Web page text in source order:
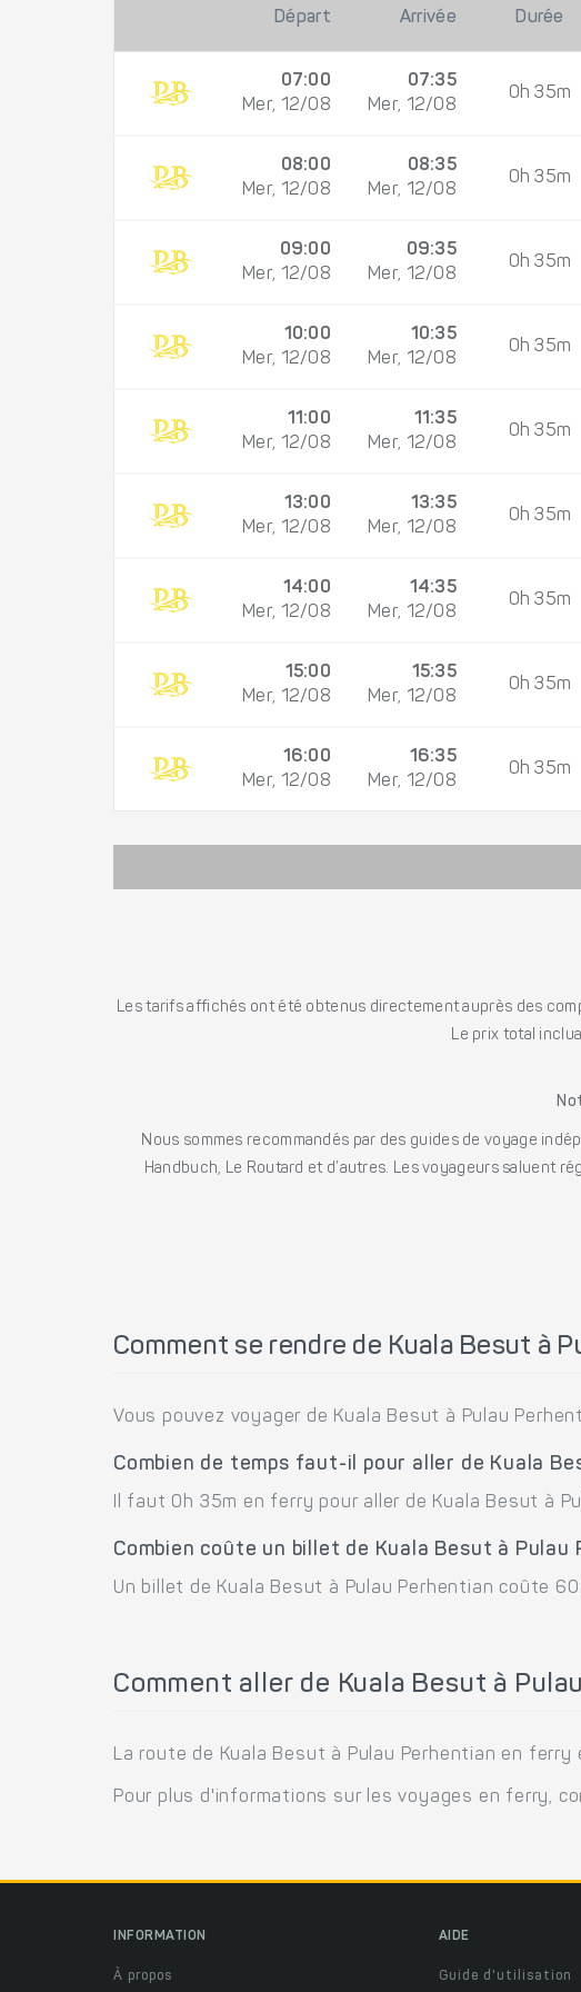
Départ Arrivée Durée
07:00
Mer, 12/08
07:35
Mer, 12/08
0h 35m
08:00
Mer, 12/08
08:35
Mer, 12/08
0h 35m
09:00
Mer, 12/08
09:35
Mer, 12/08
0h 35m
10:00
Mer, 12/08
10:35
Mer, 12/08
0h 35m
11:00
Mer, 12/08
11:35
Mer, 12/08
0h 35m
13:00
Mer, 12/08
13:35
Mer, 12/08
0h 35m
14:00
Mer, 12/08
14:35
Mer, 12/08
0h 35m
15:00
Mer, 12/08
15:35
Mer, 12/08
0h 35m
16:00
Mer, 12/08
16:35
Mer, 12/08
0h 35m
Les tarifs affichés ont été obtenus directement auprès des
Le prix total
Nous sommes recommandés par des guides de voyage
Handbuch, Le Routard et d’autres. Les voyageurs saluent
Comment se rendre de Kuala Besut à
Vous pouvez voyager de Kuala Besut à Pulau
Combien de temps faut-il pour aller de Kuala
Il faut 0h 35m en ferry pour aller de Kuala Besut à
Combien coûte un billet de Kuala Besut à Pulau
Un billet de Kuala Besut à Pulau Perhentian coûte
Comment aller de Kuala Besut à
La route de Kuala Besut à Pulau Perhentian en
Pour plus d'informations sur les voyages en ferry,
INFORMATION
À propos
AIDE
Guide d'utilisation